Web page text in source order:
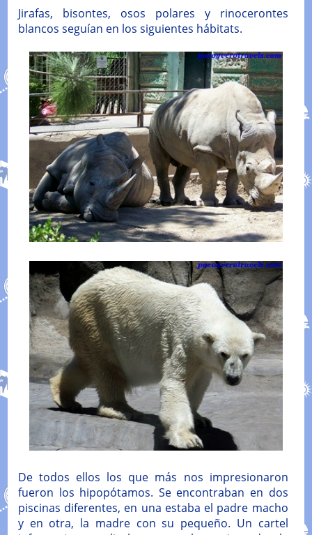
Jirafas, bisontes, osos polares y rinocerontes
blancos seguían en los siguientes hábitats.
De todos ellos los que más nos impresionaron
fueron los hipopótamos. Se encontraban en dos
piscinas diferentes, en una estaba el padre macho
y en otra, la madre con su pequeño. Un cartel